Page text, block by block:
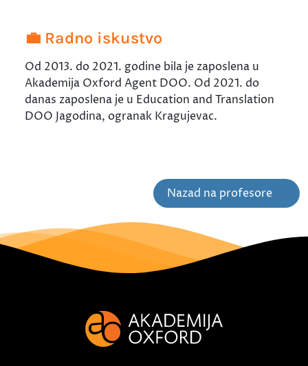
💼 Radno iskustvo
Od 2013. do 2021. godine bila je zaposlena u
Akademija Oxford Agent DOO. Od 2021. do
danas zaposlena je u Education and Translation
DOO Jagodina, ogranak Kragujevac.
Nazad na profesore